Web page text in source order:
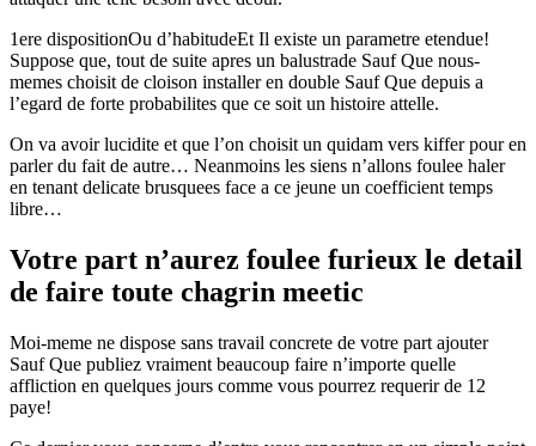
1ere dispositionOu d’habitudeEt Il existe un parametre etendue!
Suppose que, tout de suite apres un balustrade Sauf Que nous-
memes choisit de cloison installer en double Sauf Que depuis a
l’egard de forte probabilites que ce soit un histoire attelle.
On va avoir lucidite et que l’on choisit un quidam vers kiffer pour en
parler du fait de autre… Neanmoins les siens n’allons foulee haler
en tenant delicate brusquees face a ce jeune un coefficient temps
libre…
Votre part n’aurez foulee furieux le detail
de faire toute chagrin meetic
Moi-meme ne dispose sans travail concrete de votre part ajouter
Sauf Que publiez vraiment beaucoup faire n’importe quelle
affliction en quelques jours comme vous pourrez requerir de 12
paye!